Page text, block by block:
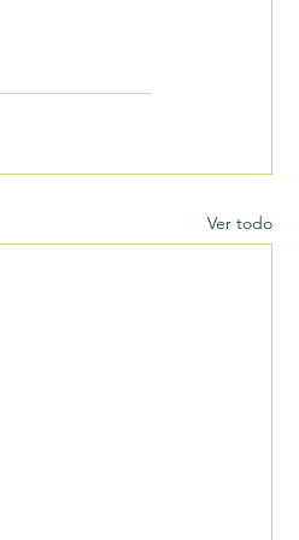
Ver todo